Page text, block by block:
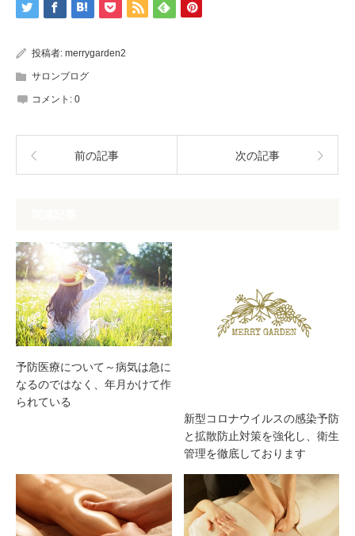
投稿者: merrygarden2
サロンブログ
コメント: 0
前の記事 次の記事
予防医療について～病気は急に
なるのではなく、年月かけて作
られている
新型コロナウイルスの感染予防
と拡散防止対策を強化し、衛生
管理を徹底しております